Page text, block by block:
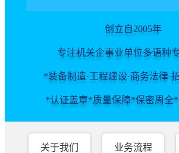
创立自2005年
专注机关企事业单位多语种
*装备制造·工程建设·商务法律·
*认证盖章*质量保障*保密周全
关于我们 业务流程